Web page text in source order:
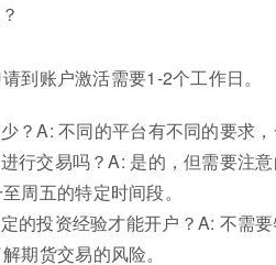
到账户激活需要1-2个工作日。
？A: 不同的平台有不同的要求，
行交易吗？A: 是的，但需要注
周五的特定时间段。
的投资经验才能开户？A: 不需
期货交易的风险。